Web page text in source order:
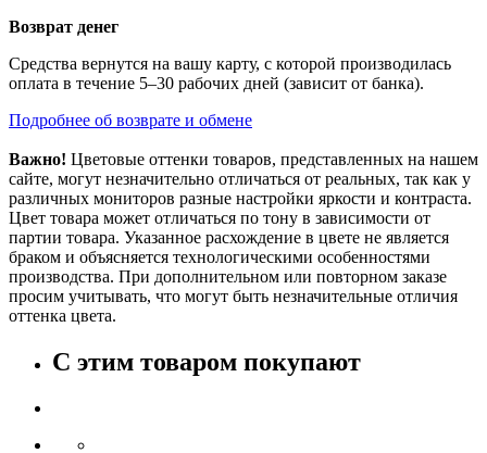
Возврат денег
Средства вернутся на вашу карту, с которой производилась
оплата в течение 5–30 рабочих дней (зависит от банка).
Подробнее об возврате и обмене
Важно! Цветовые оттенки товаров, представленных на нашем
сайте, могут незначительно отличаться от реальных, так как у
различных мониторов разные настройки яркости и контраста.
Цвет товара может отличаться по тону в зависимости от
партии товара. Указанное расхождение в цвете не является
браком и объясняется технологическими особенностями
производства. При дополнительном или повторном заказе
просим учитывать, что могут быть незначительные отличия
оттенка цвета.
С этим товаром покупают